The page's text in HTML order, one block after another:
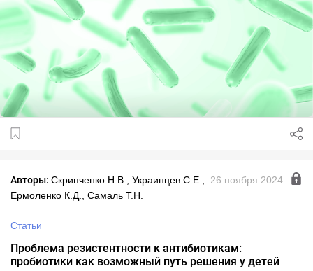
Авторы: Скрипченко Н.В., Украинцев С.Е.,
Ермоленко К.Д., Самаль Т.Н.
Статьи
26 ноября 2024
Проблема резистентности к антибиотикам:
пробиотики как возможный путь решения у детей